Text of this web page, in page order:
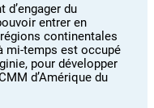
du
entrer en
continentales
mi-temps est occupé
pour développer
d’Amérique du